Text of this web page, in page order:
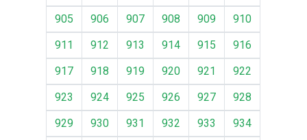
905
906 907 908 909
910
911
912 913 914 915
916
917
918 919 920 921
922
923
924 925 926 927
928
929
930 931 932 933
934